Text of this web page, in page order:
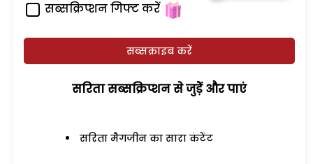
सब्सक्रिप्शन गिफ्ट करें
सब्सक्राइब करें
सरिता सब्सक्रिप्शन से जुड़ेें और पाएं
सरिता मैगजीन का सारा कंटेंट